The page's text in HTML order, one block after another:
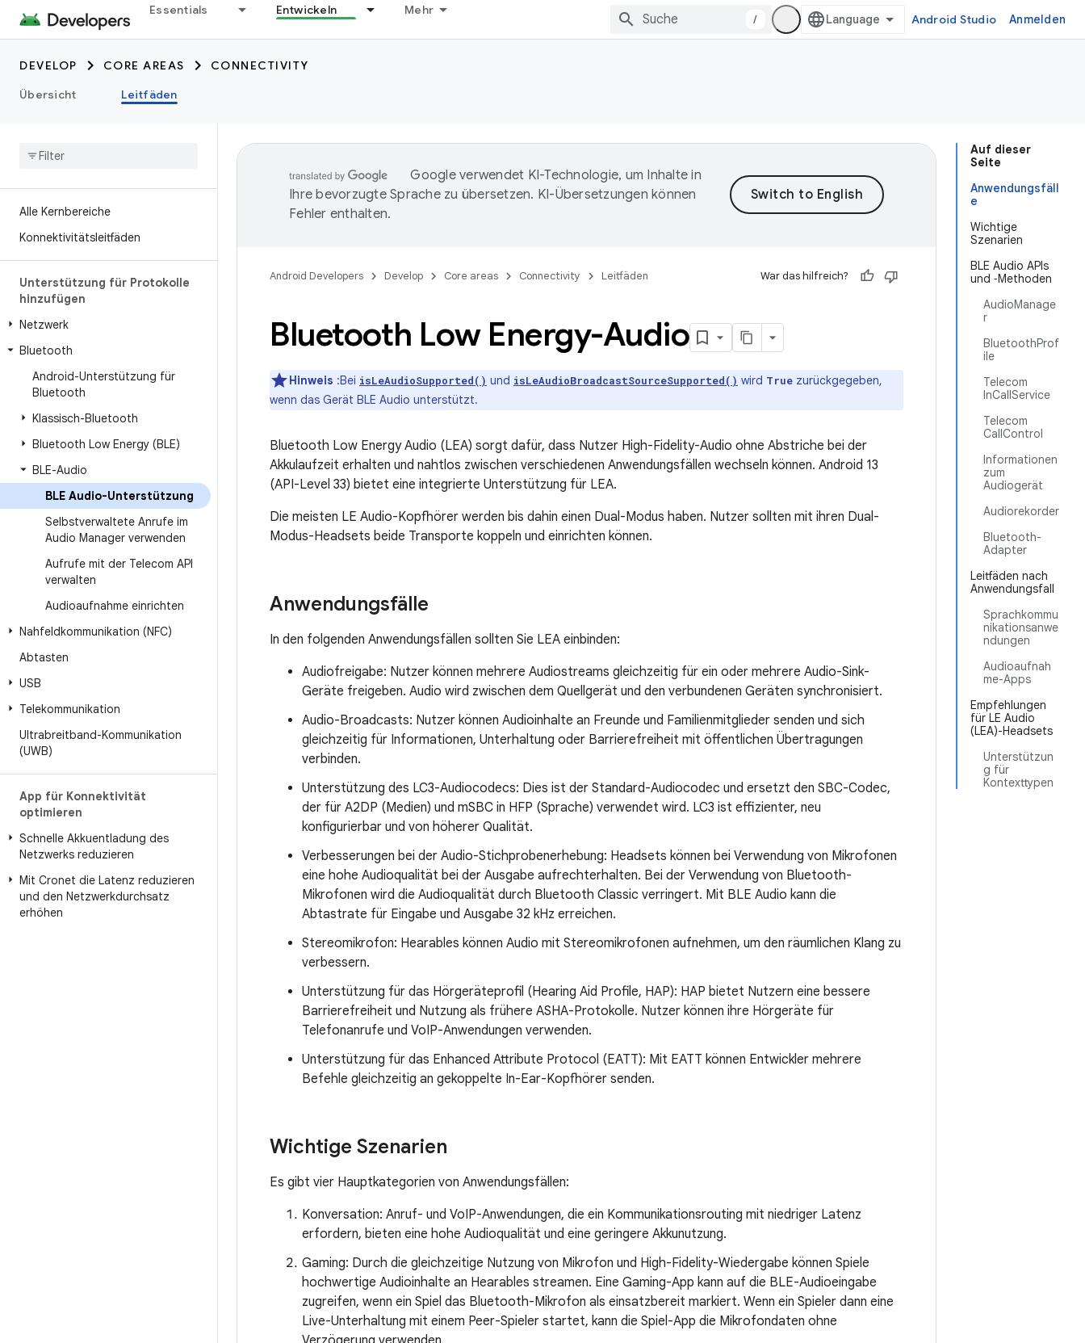
Essentials Entwickeln Mehr
/ Android Studio Anmelden
DEVELOP CORE AREAS
CONNECTIVITY
Übersicht
Leitfäden
Alle Kernbereiche
Konnektivitätsleitfäden
Unterstützung für Protokolle
hinzufügen
Netzwerk
Bluetooth
Android-Unterstützung für
Bluetooth
Klassisch-Bluetooth
Bluetooth Low Energy (BLE)
BLE-Audio
BLE Audio-Unterstützung
Selbstverwaltete Anrufe im
Audio Manager verwenden
Aufrufe mit der Telecom API
verwalten
Audioaufnahme einrichten
Nahfeldkommunikation (NFC)
Abtasten
USB
Telekommunikation
Ultrabreitband-Kommunikation
(UWB)
App für Konnektivität
optimieren
Schnelle Akkuentladung des
Netzwerks reduzieren
Mit Cronet die Latenz reduzieren
und den Netzwerkdurchsatz
erhöhen
Auf dieser
Seite
Anwendungsfäll
e
Wichtige
Szenarien
BLE Audio APIs
und ‑Methoden
AudioManage
r
BluetoothProf
ile
Telecom
InCallService
Telecom
CallControl
Informationen
zum
Audiogerät
Audiorekorder
Bluetooth-
Adapter
Leitfäden nach
Anwendungsfall
Sprachkommu
nikationsanwe
ndungen
Audioaufnah
me-Apps
Empfehlungen
für LE Audio
(LEA)-Headsets
Unterstützun
g für
Kontexttypen
Google verwendet KI-Technologie, um Inhalte in
Ihre bevorzugte Sprache zu übersetzen. KI-Übersetzungen können
Fehler enthalten.
Android Developers Develop Core areas Connectivity Leitfäden War das hilfreich?
Bluetooth Low Energy-Audio
Hinweis :Bei isLeAudioSupported() und isLeAudioBroadcastSourceSupported() wird True zurückgegeben,
wenn das Gerät BLE Audio unterstützt.
Bluetooth Low Energy Audio (LEA) sorgt dafür, dass Nutzer High-Fidelity-Audio ohne Abstriche bei der
Akkulaufzeit erhalten und nahtlos zwischen verschiedenen Anwendungsfällen wechseln können. Android 13
(API-Level 33) bietet eine integrierte Unterstützung für LEA.
Die meisten LE Audio-Kopfhörer werden bis dahin einen Dual-Modus haben. Nutzer sollten mit ihren Dual-
Modus-Headsets beide Transporte koppeln und einrichten können.
Anwendungsfälle
In den folgenden Anwendungsfällen sollten Sie LEA einbinden:
Audiofreigabe: Nutzer können mehrere Audiostreams gleichzeitig für ein oder mehrere Audio-Sink-
Geräte freigeben. Audio wird zwischen dem Quellgerät und den verbundenen Geräten synchronisiert.
Audio-Broadcasts: Nutzer können Audioinhalte an Freunde und Familienmitglieder senden und sich
gleichzeitig für Informationen, Unterhaltung oder Barrierefreiheit mit öffentlichen Übertragungen
verbinden.
Unterstützung des LC3-Audiocodecs: Dies ist der Standard-Audiocodec und ersetzt den SBC-Codec,
der für A2DP (Medien) und mSBC in HFP (Sprache) verwendet wird. LC3 ist effizienter, neu
konfigurierbar und von höherer Qualität.
Verbesserungen bei der Audio-Stichprobenerhebung: Headsets können bei Verwendung von Mikrofonen
eine hohe Audioqualität bei der Ausgabe aufrechterhalten. Bei der Verwendung von Bluetooth-
Mikrofonen wird die Audioqualität durch Bluetooth Classic verringert. Mit BLE Audio kann die
Abtastrate für Eingabe und Ausgabe 32 kHz erreichen.
Stereomikrofon: Hearables können Audio mit Stereomikrofonen aufnehmen, um den räumlichen Klang zu
verbessern.
Unterstützung für das Hörgeräteprofil (Hearing Aid Profile, HAP): HAP bietet Nutzern eine bessere
Barrierefreiheit und Nutzung als frühere ASHA-Protokolle. Nutzer können ihre Hörgeräte für
Telefonanrufe und VoIP-Anwendungen verwenden.
Unterstützung für das Enhanced Attribute Protocol (EATT): Mit EATT können Entwickler mehrere
Befehle gleichzeitig an gekoppelte In-Ear-Kopfhörer senden.
Wichtige Szenarien
Es gibt vier Hauptkategorien von Anwendungsfällen:
Konversation: Anruf- und VoIP-Anwendungen, die ein Kommunikationsrouting mit niedriger Latenz
erfordern, bieten eine hohe Audioqualität und eine geringere Akkunutzung.
Gaming: Durch die gleichzeitige Nutzung von Mikrofon und High-Fidelity-Wiedergabe können Spiele
hochwertige Audioinhalte an Hearables streamen. Eine Gaming-App kann auf die BLE-Audioeingabe
zugreifen, wenn ein Spiel das Bluetooth-Mikrofon als einsatzbereit markiert. Wenn ein Spieler dann eine
Live-Unterhaltung mit einem Peer-Spieler startet, kann die Spiel-App die Mikrofondaten ohne